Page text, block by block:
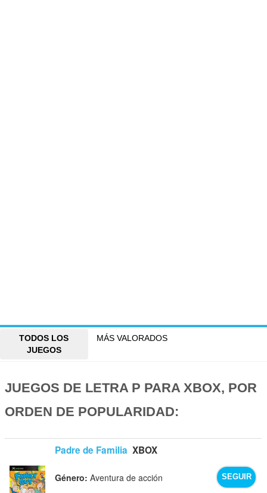
TODOS LOS
JUEGOS
MÁS VALORADOS
JUEGOS DE LETRA P PARA XBOX, POR
ORDEN DE POPULARIDAD:
Padre de Familia XBOX
SEGUIR
Género: Aventura de acción